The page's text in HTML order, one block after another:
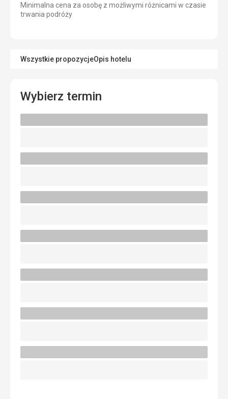
Minimalna cena za osobę z możliwymi różnicami w czasie
trwania podróży
Wszystkie propozycjeOpis hotelu
Wybierz termin